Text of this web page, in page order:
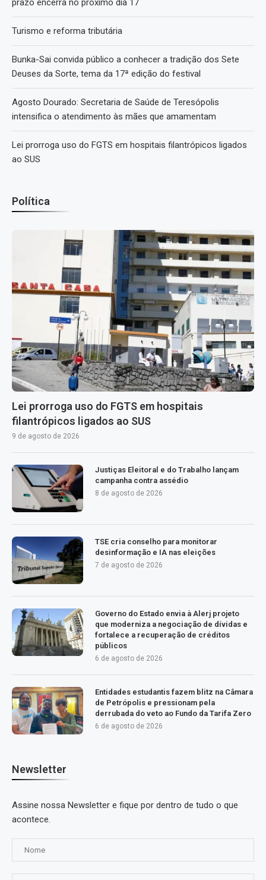
prazo encerra no próximo dia 17
Turismo e reforma tributária
Bunka-Sai convida público a conhecer a tradição dos Sete
Deuses da Sorte, tema da 17ª edição do festival
Agosto Dourado: Secretaria de Saúde de Teresópolis
intensifica o atendimento às mães que amamentam
Lei prorroga uso do FGTS em hospitais filantrópicos ligados
ao SUS
Política
Lei prorroga uso do FGTS em hospitais
filantrópicos ligados ao SUS
9 de agosto de 2026
Justiças Eleitoral e do Trabalho lançam
campanha contra assédio
8 de agosto de 2026
TSE cria conselho para monitorar
desinformação e IA nas eleições
7 de agosto de 2026
Governo do Estado envia à Alerj projeto
que moderniza a negociação de dívidas e
fortalece a recuperação de créditos
públicos
6 de agosto de 2026
Entidades estudantis fazem blitz na Câmara
de Petrópolis e pressionam pela
derrubada do veto ao Fundo da Tarifa Zero
6 de agosto de 2026
Newsletter
Assine nossa Newsletter e fique por dentro de tudo o que
acontece.